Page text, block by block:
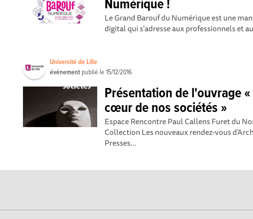
Numérique !
Le Grand Barouf du Numérique est une
digital qui s'adresse aux professionnels et
Université de Lille
événement publié le15/12/2016
Présentation de l'ouvrage
cœur de nos sociétés »
Espace Rencontre Paul Callens Furet du
Collection Les nouveaux rendez-vous
Presses...